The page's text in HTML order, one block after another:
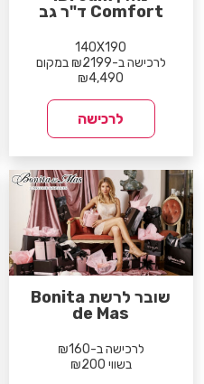
Comfort ד"ר גב
140X190
לרכישה ב-₪2199 במקום
₪4,490
לרכישה
שובר לרשת Bonita
de Mas
לרכישה ב-₪160
בשווי ₪200